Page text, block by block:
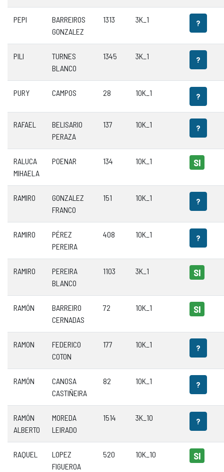
PEPI
BARREIROS
GONZALEZ
1313 3K_1 ?
PILI
TURNES
BLANCO
1345 3K_1 ?
PURY CAMPOS 28 10K_1 ?
RAFAEL
BELISARIO
PERAZA
137 10K_1 ?
RALUCA
MIHAELA
POENAR 134 10K_1 SI
RAMIRO
GONZALEZ
FRANCO
151 10K_1 ?
RAMIRO
PÉREZ
PEREIRA
408 10K_1 ?
RAMIRO
PEREIRA
BLANCO
1103 3K_1 SI
RAMÓN
BARREIRO
CERNADAS
72 10K_1 SI
RAMON
FEDERICO
COTON
177 10K_1 ?
RAMÓN
CANOSA
CASTIÑEIRA
82 10K_1 ?
RAMÓN
ALBERTO
MOREDA
LEIRADO
1514 3K_10 ?
RAQUEL
LOPEZ
FIGUEROA
520 10K_10 SI